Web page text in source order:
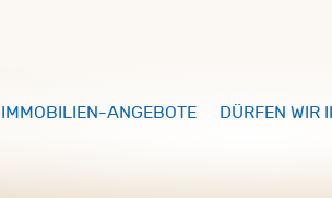
IMMOBILIEN-ANGEBOTE DÜRFEN WIR